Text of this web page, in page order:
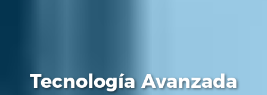
Tecnología Avanzada